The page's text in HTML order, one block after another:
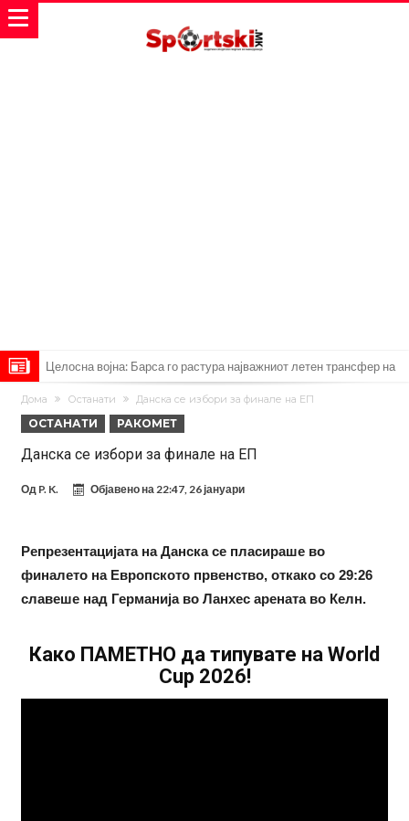
Целосна војна: Барса го растура најважниот летен трансфер на
Атлетико?!
Инфантино имал љубовница: Испливаа скандалозни
информации, добивала пари од УЕФА
Ромеро се согласи на условите со Атлетико
Арсенал со 138 милиони евра тргнува по ѕвездата на Серија А?
Мурињо воведува строга дисциплина во Реал Мадрид: Ова се
Барселона!
Тикет на денот (сабота, 08.08.2026)
Судење за смртта на Марадона: Откриени нови детали
оди на суд!
Дилеми повеќе нема: Познато е кога Родри ќе стане новиот
фудбалер на Барселона
Дома Останати Данска се избори за финале на ЕП
ОСТАНАТИ РАКОМЕТ
Данска се избори за финале на ЕП
Од P. K. Објавено на 22:47, 26 јануари
Репрезентацијата на Данска се пласираше во
финалето на Европското првенство, откако со 29:26
славеше над Германија во Ланхес арената во Келн.
Како ПАМЕТНО да типувате на World
Cup 2026!